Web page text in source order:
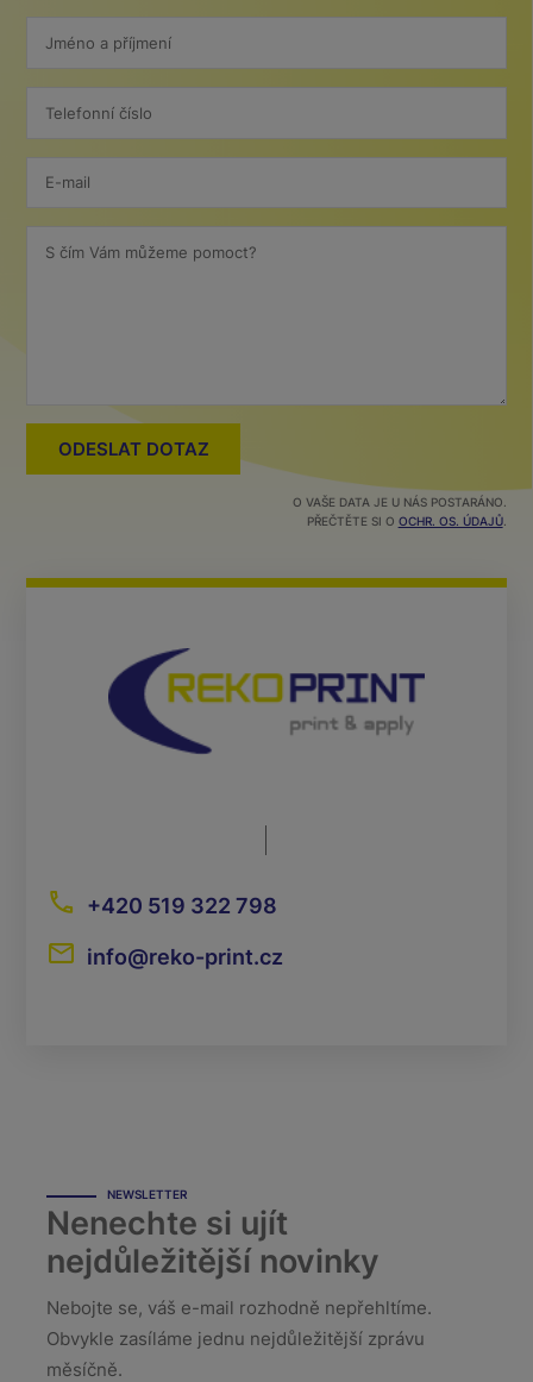
Jméno a příjmení
Telefonní číslo
E-mail
S čím Vám můžeme pomoct?
O VAŠE DATA JE U NÁS POSTARÁNO.
PŘEČTĚTE SI O OCHR. OS. ÚDAJŮ.
+420 519 322 798
info@reko-print.cz
NEWSLETTER
Nenechte si ujít
nejdůležitější novinky
Nebojte se, váš e-mail rozhodně nepřehltíme.
Obvykle zasíláme jednu nejdůležitější zprávu
měsíčně.